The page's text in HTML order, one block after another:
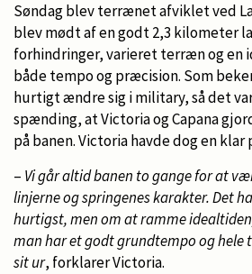
Søndag blev terrænet afviklet ved
blev mødt af en godt 2,3 kilometer
forhindringer, varieret terræn og
både tempo og præcision. Som
hurtigt ændre sig i military, så det
spænding, at Victoria og Capana
på banen. Victoria havde dog en klar
– Vi går altid banen to gange for at
linjerne og springenes karakter. Det
hurtigst, men om at ramme
man har et godt grundtempo og hele
sit ur, forklarer Victoria.